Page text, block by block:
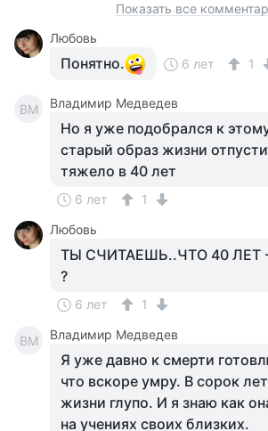
Показать все
Любовь
Понятно. 6 лет 1
ВМ Владимир Медведев
Но я уже подобрался к
старый образ жизни
тяжело в 40 лет
6 лет
1
Любовь
ТЫ СЧИТАЕШЬ..ЧТО 40 ЛЕТ
?
6 лет 1
ВМ Владимир Медведев
Я уже давно к смерти
что вскоре умру. В сорок
жизни глупо. И я знаю как
на учениях своих близких.